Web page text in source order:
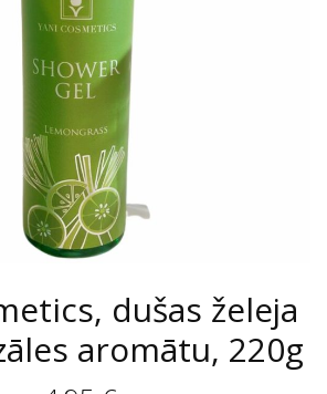
dušas želeja
aromātu, 220g